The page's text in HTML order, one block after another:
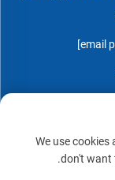
We use
don't want